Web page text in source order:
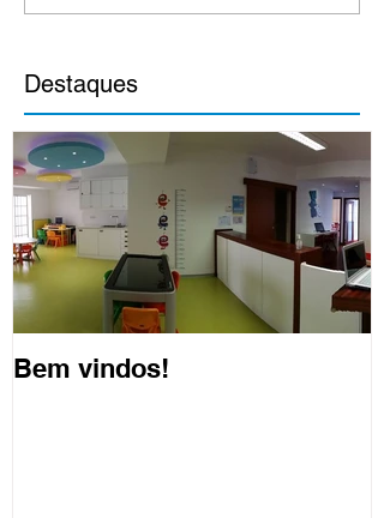
Destaques
Bem vindos!